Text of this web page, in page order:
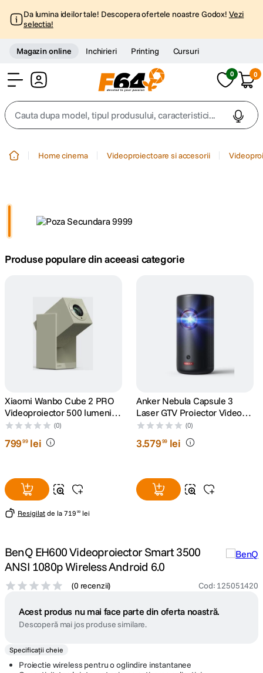
Da lumina ideilor tale! Descopera ofertele noastre Godox! Vezi
selectia!
Magazin online Inchirieri Printing Cursuri
0 0
Cauta dupa model, tipul produsului, caracteristici...
4. peak design
lavaliera
card memorie
ulanzi
9 insta 360
10 . godox
Home cinema Videoproiectoare si accesorii
Produse populare din aceeasi categorie
Xiaomi Wanbo Cube 2 PRO
Videoproiector 500 lumeni
Full HD 1920x1080 Android
TV 11 Verde
(0)
79999 lei
Resigilat de la 719 99 lei
Anker Nebula Capsule 3
Laser GTV Proiector Video
Portabil 1080p WiFi 300
ANSI Lumeni Dolby Digital
Negru
(0)
3.57999 lei
BenQ EH600 Videoproiector Smart 3500
ANSI 1080p Wireless Android 6.0
(0 recenzii) Cod: 125051420
Acest produs nu mai face parte din oferta noastră.
Descoperă mai jos produse similare.
Specificații cheie
Proiectie wireless pentru o oglindire instantanee